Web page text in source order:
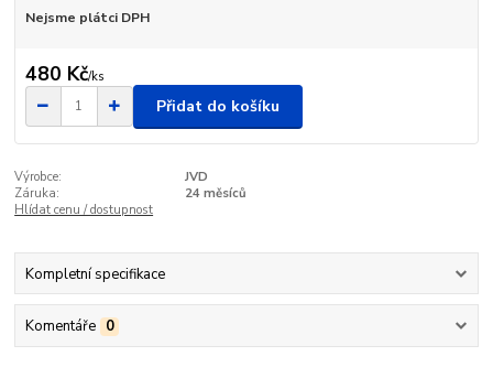
Nejsme plátci DPH
480 Kč/ks
Přidat do košíku
Výrobce:
JVD
Záruka:
24 měsíců
Hlídat cenu / dostupnost
Kompletní specifikace
Komentáře 0